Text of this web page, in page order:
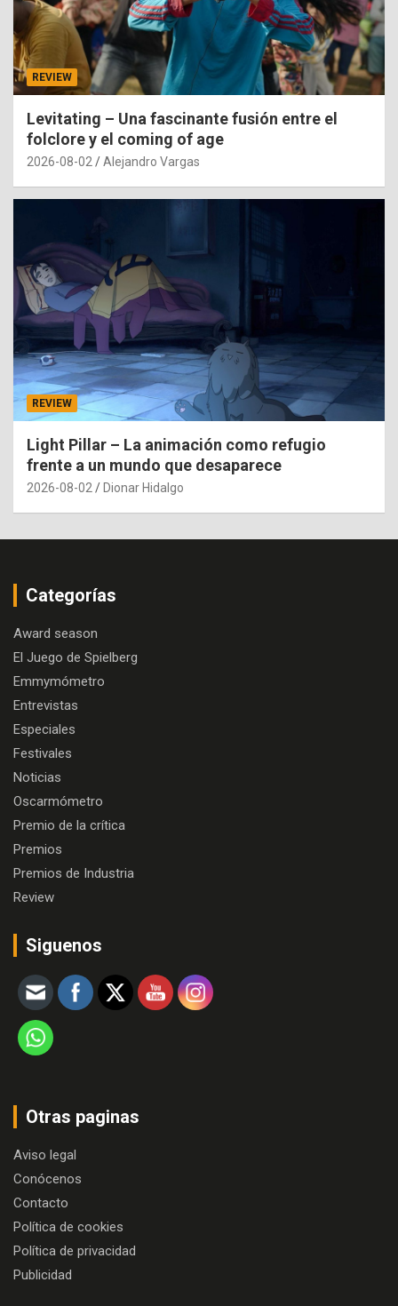
REVIEW
Levitating – Una fascinante fusión entre el
folclore y el coming of age
2026-08-02 Alejandro Vargas
REVIEW
Light Pillar – La animación como refugio
frente a un mundo que desaparece
2026-08-02 Dionar Hidalgo
Categorías
Award season
El Juego de Spielberg
Emmymómetro
Entrevistas
Especiales
Festivales
Noticias
Oscarmómetro
Premio de la crítica
Premios
Premios de Industria
Review
Siguenos
Otras paginas
Aviso legal
Conócenos
Contacto
Política de cookies
Política de privacidad
Publicidad